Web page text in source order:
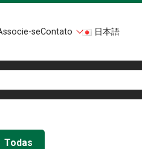
seContato 日本語
Todas